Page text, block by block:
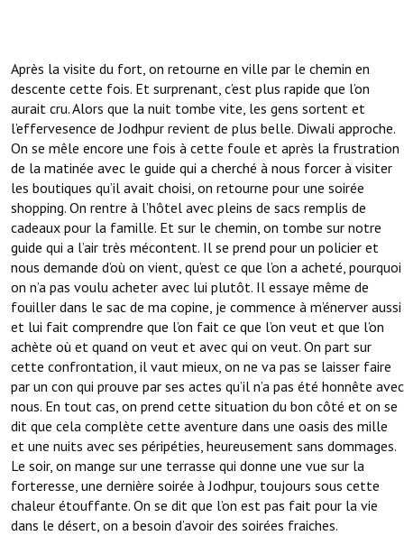
Après la visite du fort, on retourne en ville par le chemin en
descente cette fois. Et surprenant, c’est plus rapide que l’on
aurait cru. Alors que la nuit tombe vite, les gens sortent et
l’effervesence de Jodhpur revient de plus belle. Diwali approche.
On se mêle encore une fois à cette foule et après la frustration
de la matinée avec le guide qui a cherché à nous forcer à visiter
les boutiques qu’il avait choisi, on retourne pour une soirée
shopping. On rentre à l’hôtel avec pleins de sacs remplis de
cadeaux pour la famille. Et sur le chemin, on tombe sur notre
guide qui a l’air très mécontent. Il se prend pour un policier et
nous demande d’où on vient, qu’est ce que l’on a acheté, pourquoi
on n’a pas voulu acheter avec lui plutôt. Il essaye même de
fouiller dans le sac de ma copine, je commence à m’énerver aussi
et lui fait comprendre que l’on fait ce que l’on veut et que l’on
achète où et quand on veut et avec qui on veut. On part sur
cette confrontation, il vaut mieux, on ne va pas se laisser faire
par un con qui prouve par ses actes qu’il n’a pas été honnête avec
nous. En tout cas, on prend cette situation du bon côté et on se
dit que cela complète cette aventure dans une oasis des mille
et une nuits avec ses péripéties, heureusement sans dommages.
Le soir, on mange sur une terrasse qui donne une vue sur la
forteresse, une dernière soirée à Jodhpur, toujours sous cette
chaleur étouffante. On se dit que l’on est pas fait pour la vie
dans le désert, on a besoin d’avoir des soirées fraiches.